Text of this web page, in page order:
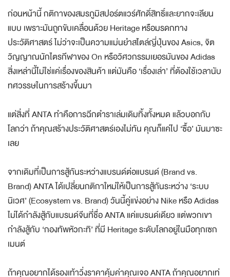
ก่อนหน้านี้ กติกาของสมรภูมิสปอร์ตแวร์ศักดิ์สิทธิ์และยากจะเลียน
แบบ เพราะมันถูกขับเคลื่อนด้วย Heritage หรือมรดกทาง
ประวัติศาสตร์ ไม่ว่าจะเป็นความแม่นยำสไตล์ญี่ปุ่นของ Asics, จิต
วิญญาณนักไตรกีฬาของ On หรือวิศวกรรมเยอรมันของ Adidas
สิ่งเหล่านี้ไม่ใช่แค่เรื่องของสินค้า แต่มันคือ ‘เรื่องเล่า’ ที่ต้องใช้เวลานับ
ทศวรรษในการสร้างขึ้นมา
แต่สิ่งที่ ANTA ทำคือการฉีกตำราเล่มเดิมทิ้งทั้งหมด แล้วบอกกับ
โลกว่า ถ้าคุณสร้างประวัติศาสตร์เองไม่ทัน คุณก็แค่ไป ‘ซื้อ’ มันมาซะ
เลย
จากเดิมที่เป็นการสู้กันระหว่างแบรนด์ต่อแบรนด์ (Brand vs.
Brand) ANTA ได้เปลี่ยนกติกาใหม่ให้เป็นการสู้กันระหว่าง ‘ระบบ
นิเวศ’ (Ecosystem vs. Brand) วันนี้คู่แข่งอย่าง Nike หรือ Adidas
ไม่ได้กำลังสู้กับแบรนด์จีนที่ชื่อ ANTA แค่แบรนด์เดียว แต่พวกเขา
กำลังสู้กับ ‘กองทัพหัวกะทิ’ ที่มี Heritage ระดับโลกอยู่ในมือทุกเซก
เมนต์
ถ้าคุณอยากได้รองเท้าวิ่งราคาคุ้มค่าคุณเจอ ANTA ถ้าคุณอยากเท่